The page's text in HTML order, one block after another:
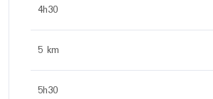
4h30
5 km
5h30